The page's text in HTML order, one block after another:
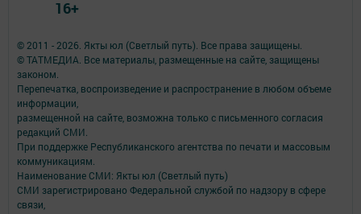
© 2011 - 2026. Якты юл (Светлый путь). Все права защищены.
© ТАТМЕДИА. Все материалы, размещенные на сайте, защищены
законом.
Перепечатка, воспроизведение и распространение в любом объеме
информации,
размещенной на сайте, возможна только с письменного согласия
редакций СМИ.
При поддержке Республиканского агентства по печати и массовым
коммуникациям.
Наименование СМИ: Якты юл (Светлый путь)
СМИ зарегистрировано Федеральной службой по надзору в сфере
связи,
16+